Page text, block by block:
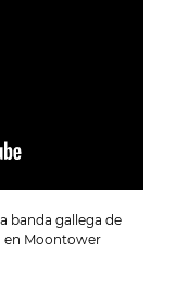
banda gallega de
en Moontower